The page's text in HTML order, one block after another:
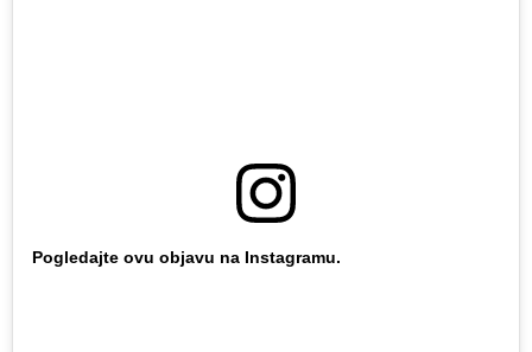
Pogledajte ovu objavu na Instagramu.